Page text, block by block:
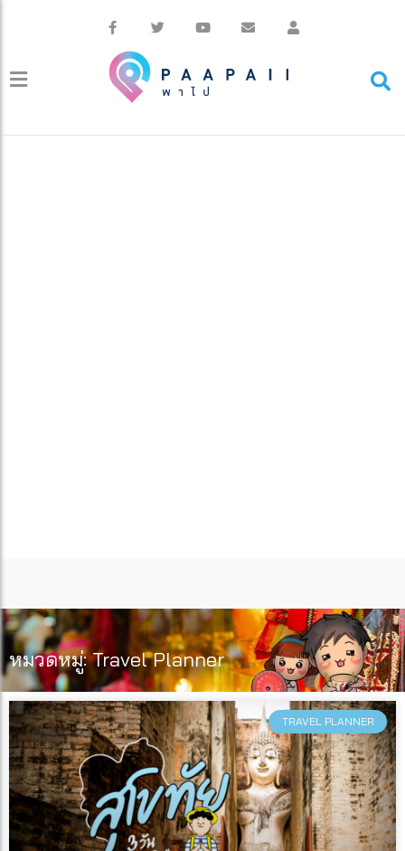
หมวดหมู่: Travel Planner
TRAVEL PLANNER